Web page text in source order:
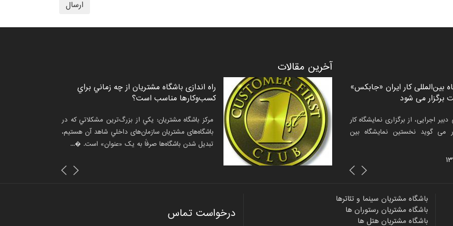
ارسال
ششمین رویداد باشگاه مشتریان و برنامه‌های
وفاداری کشور برگزار شد
تشکیل اکوسیستم وفاداری کشور در نشست هم‌اندیشی
باشگاه‌های مشتریان کلید خورد. علیرضا جعفری دبیرکل...
تاریخ خبر :۱۳۹۶/۱۲/۲۷
بین‌المللی کار ایران «جابکس»
اجرایی، از برگزاری نمایشگاه کار
می گوید نخستین نمایشگاه بین
آخرین مقالات
راه اندازی باشگاه مشتريان از چه زماني براي
کسب‌وکارها مناسب است؟
مرکز باشگاه مشتریان: يکي از بزرگ‌ترین مشکلاتي که در
باشگاه‌های مشتريان سازمان‌های داخلي شاهد آن هستيم،
تبديل شدن باشگاه‌ها صرفاً به يک «عنوان» است. �...
نه به نفع مشتری و نه
برخی از برندهای ایرانی برای
خود دست به اقدامات متفاوتی زده‌اند؛
که بسیار همه‌گیر هم شده است،
باشگاه مشتریان سینما و تئاترها
باشگاه مشتریان رستوران ها
باشگاه مشتریان هتل ها
درخواست تماس